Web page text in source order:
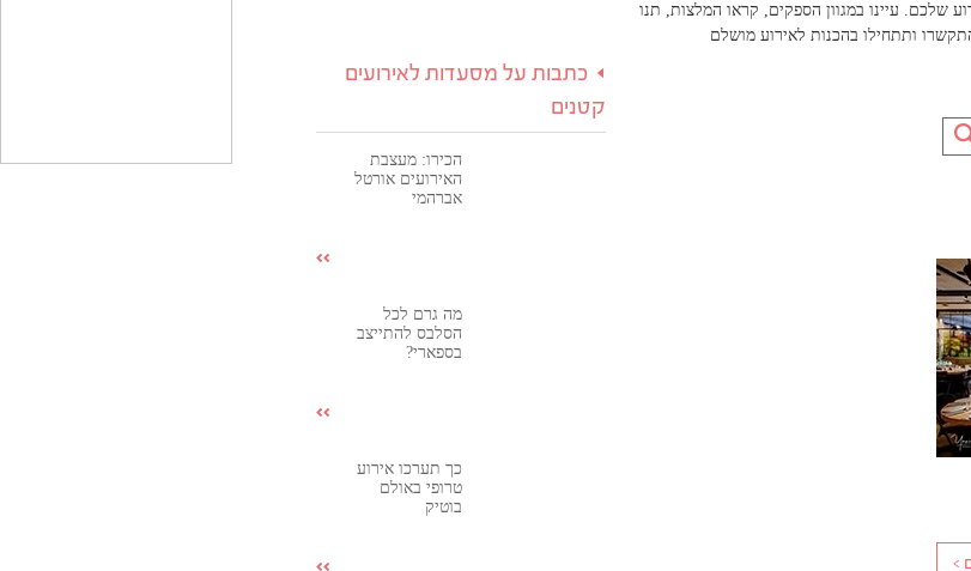
שלכם. עיינו במגוון הספקים, קראו המלצות, תנו
ותתחילו בהכנות לאירוע מושלם
כתבות על מסעדות לאירועים
קטנים
הכירו: מעצבת
האירועים אורטל
אברהמי
מה גרם לכל
הסלבס להתייצב
בספארי?
כך תערכו אירוע
טרופי באולם
בוטיק